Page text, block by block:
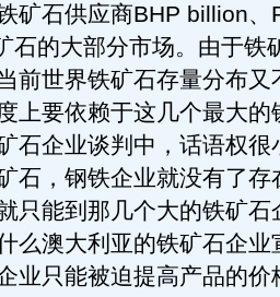
石供应商BHP billion、
石的大部分市场。由于铁
前世界铁矿石存量分布又
上要依赖于这几个最大的
石企业谈判中，话语权很
石，钢铁企业就没有了存
只能到那几个大的铁矿石
么澳大利亚的铁矿石企业
业只能被迫提高产品的价